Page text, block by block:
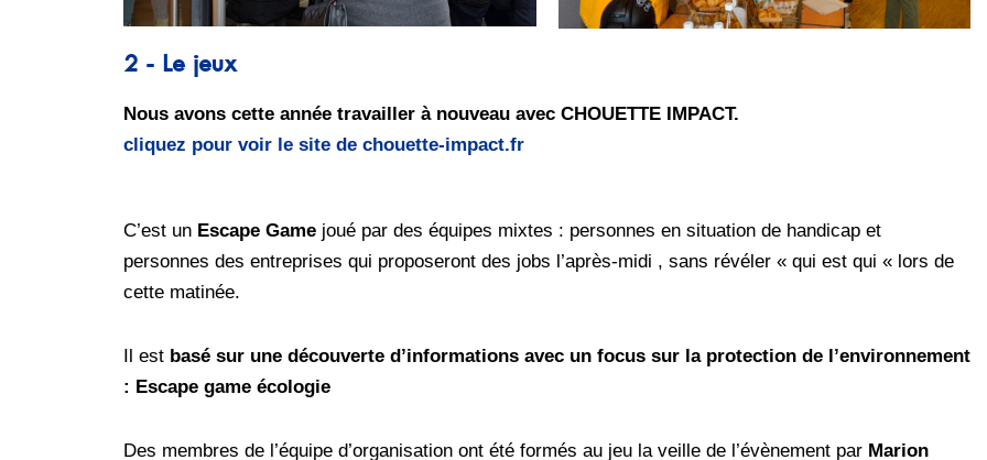
2 - Le jeux
Nous avons cette année travailler à nouveau avec CHOUETTE IMPACT.
cliquez pour voir le site de chouette-impact.fr
C’est un Escape Game joué par des équipes mixtes : personnes en situation de handicap et
personnes des entreprises qui proposeront des jobs l’après-midi , sans révéler « qui est qui « lors de
cette matinée.
Il est basé sur une découverte d’informations avec un focus sur la protection de l’environnement
: Escape game écologie
Des membres de l’équipe d’organisation ont été formés au jeu la veille de l’évènement par Marion